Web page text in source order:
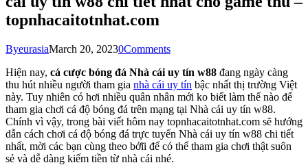
topnhacaitotnhat.com
ByeurasiaMarch 20, 20230Comments
Hiện nay, cá cược bóng đá Nhà cái uy tín w88 đang ngày càng
thu hút nhiều người tham gia nhà cái uy tín bậc nhất thị trường Việt
này. Tuy nhiên có hơi nhiều quân nhân mới ko biết làm thế nào để
tham gia chơi cá độ bóng đá trên mạng tại Nhà cái uy tín w88.
Chính vì vậy, trong bài viết hôm nay topnhacaitotnhat.com sẽ hướng
dẫn cách chơi cá độ bóng đá trực tuyến Nhà cái uy tín w88 chi tiết
nhất, mời các bạn cùng theo bởĩi để có thể tham gia chơi thật suôn
sẻ và dễ dàng kiếm tiền từ nhà cái nhé.